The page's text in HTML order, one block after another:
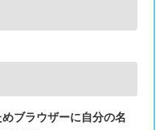
ブラウザーに自分の名